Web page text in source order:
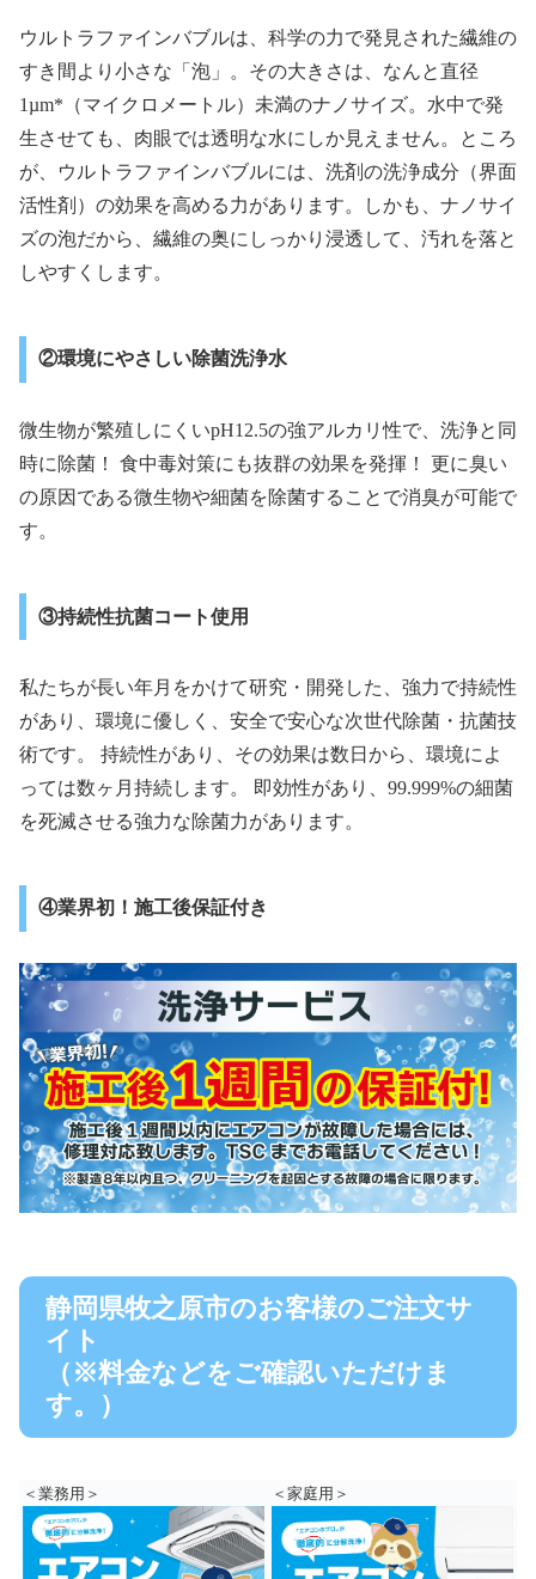
ウルトラファインバブルは、科学の力で発見された繊維の
すき間より小さな「泡」。その大きさは、なんと直径
1µm*（マイクロメートル）未満のナノサイズ。水中で発
生させても、肉眼では透明な水にしか見えません。ところ
が、ウルトラファインバブルには、洗剤の洗浄成分（界面
活性剤）の効果を高める力があります。しかも、ナノサイ
ズの泡だから、繊維の奥にしっかり浸透して、汚れを落と
しやすくします。
②環境にやさしい除菌洗浄水
微生物が繁殖しにくいpH12.5の強アルカリ性で、洗浄と同
時に除菌！ 食中毒対策にも抜群の効果を発揮！ 更に臭い
の原因である微生物や細菌を除菌することで消臭が可能で
す。
③持続性抗菌コート使用
私たちが長い年月をかけて研究・開発した、強力で持続性
があり、環境に優しく、安全で安心な次世代除菌・抗菌技
術です。 持続性があり、その効果は数日から、環境によ
っては数ヶ月持続します。 即効性があり、99.999%の細菌
を死滅させる強力な除菌力があります。
④業界初！施工後保証付き
静岡県牧之原市のお客様のご注文サ
イト
（※料金などをご確認いただけま
す。）
＜業務用＞ ＜家庭用＞